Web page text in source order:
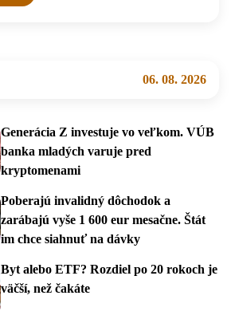
06. 08. 2026
Generácia Z investuje vo veľkom. VÚB
banka mladých varuje pred
kryptomenami
Poberajú invalidný dôchodok a
zarábajú vyše 1 600 eur mesačne. Štát
im chce siahnuť na dávky
Byt alebo ETF? Rozdiel po 20 rokoch je
väčší, než čakáte